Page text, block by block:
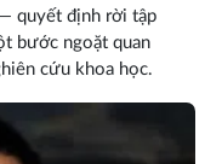
quyết định rời tập
bước ngoặt quan
cứu khoa học.